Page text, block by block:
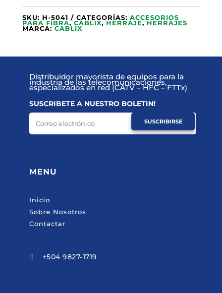
SKU: H-5041 CATEGORÍAS: ACCESORIOS
PARA FIBRA, CABLIX, HERRAJE, HERRAJES
MARCA: CABLIX
Distribuidor mayorista de equipos para la
industria de las telecomunicaciones,
especializados en red (CATV – HFC – FTTx)
SUSCRIBETE A NUESTRO BOLETIN!
SUSCRIBIRSE
MENU
Inicio
Sobre Nosotros
Contactar
 +504 9827-1719